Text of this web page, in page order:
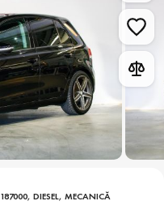
187000, DIESEL, MECANICĂ